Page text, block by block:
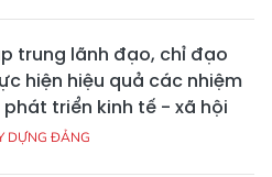
trung lãnh đạo, chỉ đạo
hiện hiệu quả các nhiệm
phát triển kinh tế - xã hội
DỰNG ĐẢNG